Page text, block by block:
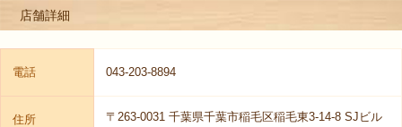
店舗詳細
電話 043-203-8894
住所
〒263-0031 千葉県千葉市稲毛区稲毛東3-14-8 SJビル